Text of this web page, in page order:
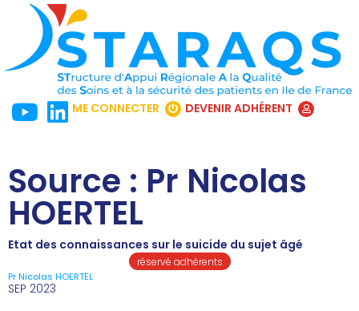
ME CONNECTER DEVENIR ADHÉRENT
Source : Pr Nicolas
HOERTEL
Etat des connaissances sur le suicide du sujet âgé
réservé adhérents
Pr Nicolas HOERTEL
SEP 2023